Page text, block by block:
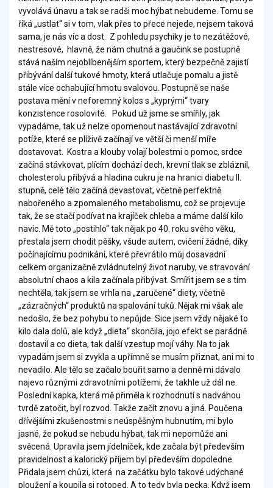
vyvolává únavu a tak se radši moc hýbat nebudeme. Tomu se
říká „ustlat“ si v tom, vlak přes to přece nejede, nejsem taková
sama, je nás víc a dost. Z pohledu psychiky je to nezátěžové,
nestresové, hlavně, že nám chutná a gaučink se postupně
stává naším nejoblíbenějším sportem, který bezpečně zajistí
přibývání další tukové hmoty, která utlačuje pomalu a jistě
stále více ochabující hmotu svalovou. Postupně se naše
postava mění v neforemný kolos s „kyprými“ tvary
konzistence rosolovité. Pokud už jsme se smířily, jak
vypadáme, tak už nelze opomenout nastávající zdravotní
potíže, které se plíživě začínají ve větší či menší míře
dostavovat. Kostra a klouby volají bolestmi o pomoc, srdce
začíná stávkovat, plícím dochází dech, krevní tlak se zbláznil,
cholesterolu přibývá a hladina cukru je na hranici diabetu II.
stupně, celé tělo začíná devastovat, včetně perfektně
nabořeného a zpomaleného metabolismu, což se projevuje
tak, že se stačí podívat na krajíček chleba a máme další kilo
navíc. Mě toto „postihlo“ tak nějak po 40. roku svého věku,
přestala jsem chodit pěšky, všude autem, cvičení žádné, díky
počínajícímu podnikání, které převrátilo můj dosavadní
celkem organizačně zvládnutelný život naruby, ve stravování
absolutní chaos a kila začínala přibývat. Smířit jsem se s tím
nechtěla, tak jsem se vrhla na „zaručené“ diety, včetně
„zázračných“ produktů na spalování tuků. Nějak mi však ale
nedošlo, že bez pohybu to nepůjde. Sice jsem vždy nějaké to
kilo dala dolů, ale když „dieta“ skončila, jojo efekt se parádně
dostavil a co dieta, tak další vzestup mojí váhy. Na to jak
vypadám jsem si zvykla a upřímně se musím přiznat, ani mi to
nevadilo. Ale tělo se začalo bouřit samo a denně mi dávalo
najevo různými zdravotními potížemi, že takhle už dál ne.
Poslední kapka, která mě přiměla k rozhodnutí s nadváhou
tvrdě zatočit, byl rozvod. Takže začít znovu a jiná. Poučena
dřívějšími zkušenostmi s neúspěšným hubnutím, mi bylo
jasné, že pokud se nebudu hýbat, tak mi nepomůže ani
svěcená. Upravila jsem jídelníček, kde začala být především
pravidelnost a kalorický příjem byl především dopoledne.
Přidala jsem chůzi, která na začátku bylo takové udýchané
ploužení a koupila si rotoped. A to tedy byla pecka. Když jsem